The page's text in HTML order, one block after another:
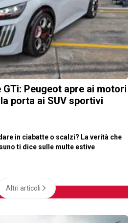
Peugeot apre ai motori
porta ai SUV sportivi
in ciabatte o scalzi? La verità che
ti dice sulle multe estive
Altri articoli